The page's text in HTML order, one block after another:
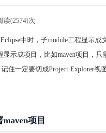
读(2574)次
中时，子module工程显示
示成项目，比如maven项目，
住一定要切成Project Explorer
项目